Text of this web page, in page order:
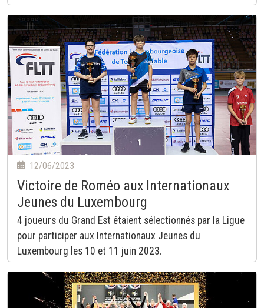
12/06/2023
Victoire de Roméo aux Internationaux
Jeunes du Luxembourg
4 joueurs du Grand Est étaient sélectionnés par la Ligue
pour participer aux Internationaux Jeunes du
Luxembourg les 10 et 11 juin 2023.